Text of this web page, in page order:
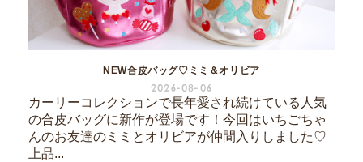
NEW合皮バッグ♡ミミ＆オリビア
2026-08-06
カーリーコレクションで長年愛され続けている人気
の合皮バッグに新作が登場です！今回はいちごちゃ
んのお友達のミミとオリビアが仲間入りしました♡
上品...